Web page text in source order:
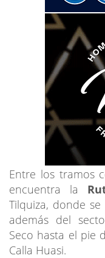
Entre los tramos
encuentra la
Tilquiza, donde se
además del
Seco hasta el pie
Calla Huasi.